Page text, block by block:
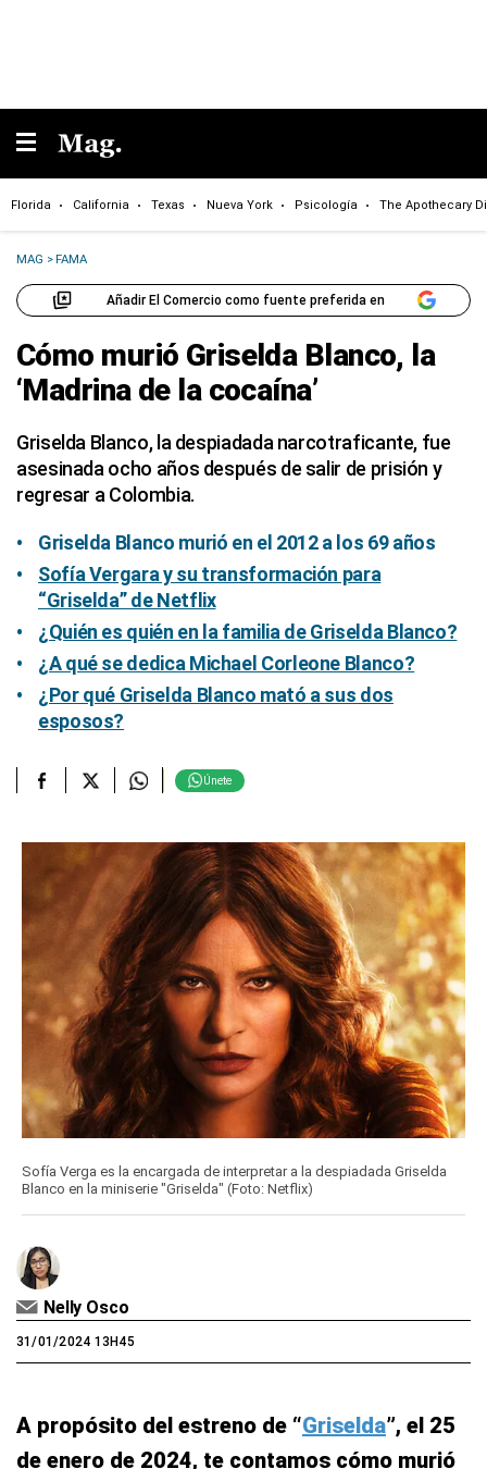
Florida California Texas Nueva York Psicología The Apothecary
MAG >FAMA
Añadir El Comercio como fuente preferida en
Cómo murió Griselda Blanco, la
‘Madrina de la cocaína’
Griselda Blanco, la despiadada narcotraficante, fue
asesinada ocho años después de salir de prisión y
regresar a Colombia.
Griselda Blanco murió en el 2012 a los 69 años
Sofía Vergara y su transformación para
“Griselda” de Netflix
¿Quién es quién en la familia de Griselda Blanco?
¿A qué se dedica Michael Corleone Blanco?
¿Por qué Griselda Blanco mató a sus dos
esposos?
Únete
Sofía Verga es la encargada de interpretar a la despiadada Griselda
Blanco en la miniserie "Griselda" (Foto: Netflix)
Nelly Osco
31/01/2024 13H45
A propósito del estreno de “Griselda”, el 25
de enero de 2024, te contamos cómo murió